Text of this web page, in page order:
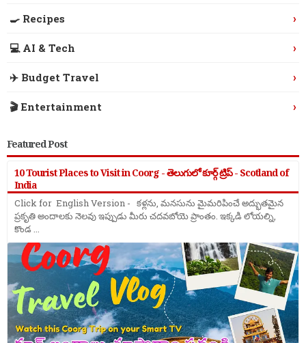
🍳 Recipes ›
💻 AI & Tech ›
✈️ Budget Travel ›
🎬 Entertainment ›
Featured Post
10 Tourist Places to Visit in Coorg - తెలుగులో కూర్గ్ ట్రిప్ - Scotland of
India
Click for English Version - కళ్లను, మనసును మైమరిపించే అద్భుతమైన
ప్రకృతి అందాలకు నెలవు ఇప్పుడు మీరు చదవబోయె ప్రాంతం. ఇక్కడి లోయల్ని,
కొండ ...